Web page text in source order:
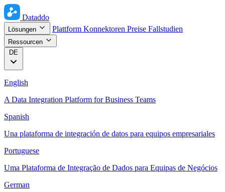
Dataddo
Lösungen Plattform Konnektoren Preise Fallstudien
Ressourcen
DE
English
A Data Integration Platform for Business Teams
Spanish
Una plataforma de integración de datos para equipos empresariales
Portuguese
Uma Plataforma de Integração de Dados para Equipas de Negócios
German